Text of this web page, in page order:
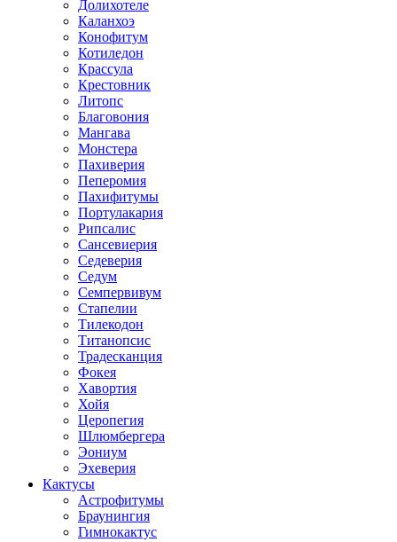
Долихотеле
Каланхоэ
Конофитум
Котиледон
Крассула
Крестовник
Литопс
Благовония
Мангава
Монстера
Пахиверия
Пеперомия
Пахифитумы
Портулакария
Рипсалис
Сансевиерия
Седеверия
Седум
Семпервивум
Стапелии
Тилекодон
Титанопсис
Традесканция
Фокея
Хавортия
Хойя
Церопегия
Шлюмбергера
Эониум
Эхеверия
Кактусы
Астрофитумы
Браунингия
Гимнокактус